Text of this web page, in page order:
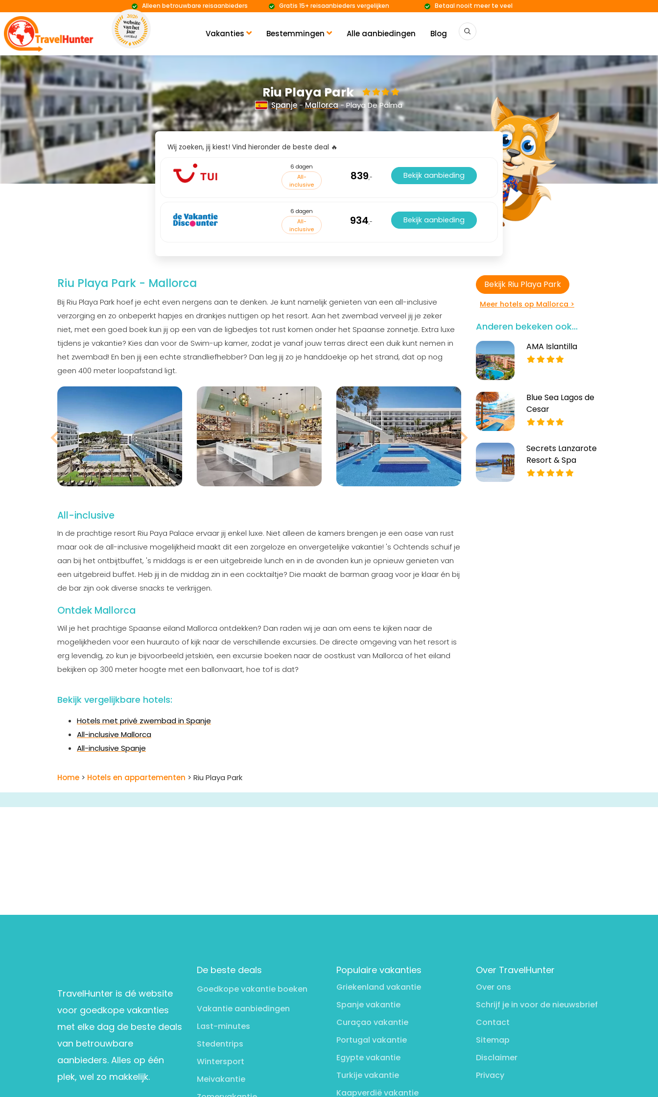
Vakanties Bestemmingen Alle aanbiedingen Blog
Alleen betrouwbare reisaanbieders Gratis 15+ reisaanbieders vergelijken Betaal nooit meer te veel
Riu Playa Park
Spanje-Mallorca- Playa De Palma
Wij zoeken, jij kiest! Vind hieronder de beste deal 🔥
6 dagen
All-
inclusive
839,- Bekijk aanbieding
6 dagen
All-
inclusive
934,- Bekijk aanbieding
Riu Playa Park - Mallorca
Bij Riu Playa Park hoef je echt even nergens aan te denken. Je kunt namelijk genieten van een all-inclusive
verzorging en zo onbeperkt hapjes en drankjes nuttigen op het resort. Aan het zwembad verveel jij je zeker
niet, met een goed boek kun jij op een van de ligbedjes tot rust komen onder het Spaanse zonnetje. Extra luxe
tijdens je vakantie? Kies dan voor de Swim-up kamer, zodat je vanaf jouw terras direct een duik kunt nemen in
het zwembad! En ben jij een echte strandliefhebber? Dan leg jij zo je handdoekje op het strand, dat op nog
geen 400 meter loopafstand ligt.
All-inclusive
In de prachtige resort Riu Paya Palace ervaar jij enkel luxe. Niet alleen de kamers brengen je een oase van rust
maar ook de all-inclusive mogelijkheid maakt dit een zorgeloze en onvergetelijke vakantie! 's Ochtends schuif je
aan bij het ontbijtbuffet, 's middags is er een uitgebreide lunch en in de avonden kun je opnieuw genieten van
een uitgebreid buffet. Heb jij in de middag zin in een cocktailtje? Die maakt de barman graag voor je klaar én bij
de bar zijn ook diverse snacks te verkrijgen.
Ontdek Mallorca
Wil je het prachtige Spaanse eiland Mallorca ontdekken? Dan raden wij je aan om eens te kijken naar de
mogelijkheden voor een huurauto of kijk naar de verschillende excursies. De directe omgeving van het resort is
erg levendig, zo kun je bijvoorbeeld jetskiën, een excursie boeken naar de oostkust van Mallorca of het eiland
bekijken op 300 meter hoogte met een ballonvaart, hoe tof is dat?
Bekijk Riu Playa Park
Meer hotels op Mallorca >
Anderen bekeken ook...
AMA Islantilla
Blue Sea Lagos de
Cesar
Secrets Lanzarote
Resort & Spa
Bekijk vergelijkbare hotels:
Hotels met privé zwembad in Spanje
All-inclusive Mallorca
All-inclusive Spanje
Home > Hotels en appartementen > Riu Playa Park
TravelHunter is dé website
voor goedkope vakanties
met elke dag de beste deals
van betrouwbare
aanbieders. Alles op één
plek, wel zo makkelijk.
De beste deals
Goedkope vakantie boeken
Vakantie aanbiedingen
Last-minutes
Stedentrips
Wintersport
Meivakantie
Populaire vakanties
Griekenland vakantie
Spanje vakantie
Curaçao vakantie
Portugal vakantie
Egypte vakantie
Turkije vakantie
Kaapverdië vakantie
Over TravelHunter
Over ons
Schrijf je in voor de nieuwsbrief
Contact
Sitemap
Disclaimer
Privacy